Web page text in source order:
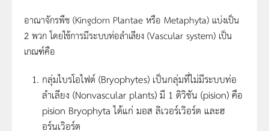
อาณาจักรพืช (Kingdom Plantae หรือ Metaphyta) แบ่งเป็น
2 พวก โดยใช้การมีระบบท่อลำเลียง (Vascular system) เป็น
เกณฑ์คือ
กลุ่มไบรโอไฟต์ (Bryophytes) เป็นกลุ่มที่ไม่มีระบบท่อ
ลำเลียง (Nonvascular plants) มี 1 ดิวิชัน (pision) คือ
pision Bryophyta ได้แก่ มอส ลิเวอร์เวิอร์ต และฮ
อร์นเวิอร์ต